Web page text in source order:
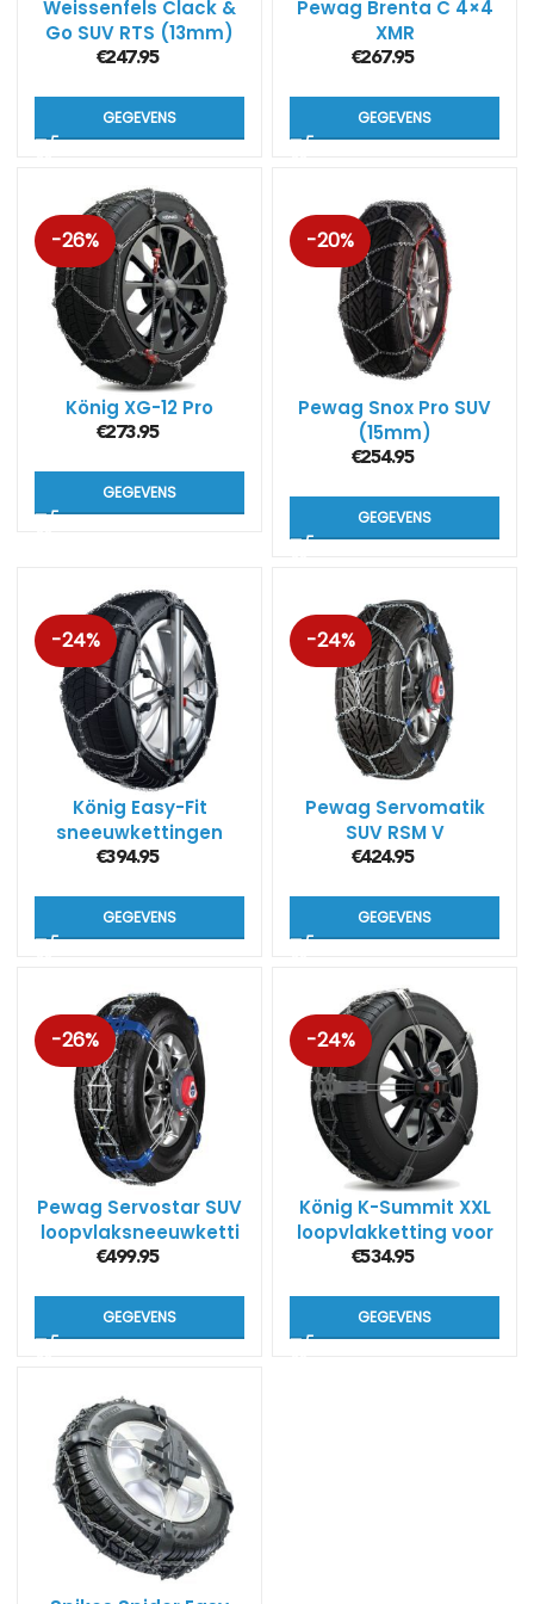
Weissenfels Clack &
Go SUV RTS (13mm)
€247.95
GEGEVENS
Pewag Brenta C 4×4
XMR
sneeuwkettingen
€267.95
GEGEVENS
-26%
König XG-12 Pro
€273.95
GEGEVENS
-20%
Pewag Snox Pro SUV
(15mm)
€254.95
GEGEVENS
-24%
König Easy-Fit
sneeuwkettingen
voor SUV’s
€394.95
GEGEVENS
-24%
Pewag Servomatik
SUV RSM V
€424.95
GEGEVENS
-26%
Pewag Servostar SUV
loopvlaksneeuwketti
ngen RSC V
€499.95
GEGEVENS
-24%
König K-Summit XXL
loopvlakketting voor
SUV’s
€534.95
GEGEVENS